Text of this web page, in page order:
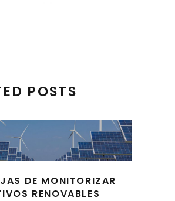
POSTS
DE MONITORIZAR
RENOVABLES